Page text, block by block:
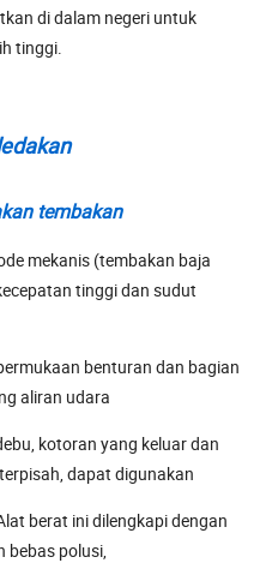
di dalam negeri untuk
tinggi.
tembakan
mekanis (tembakan baja
tinggi dan sudut
benturan dan bagian
aliran udara
kotoran yang keluar dan
dapat digunakan
berat ini dilengkapi dengan
bebas polusi,